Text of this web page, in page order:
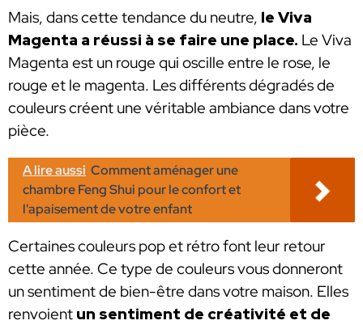
Mais, dans cette tendance du neutre, le Viva
Magenta a réussi à se faire une place. Le Viva
Magenta est un rouge qui oscille entre le rose, le
rouge et le magenta. Les différents dégradés de
couleurs créent une véritable ambiance dans votre
pièce.
A lire aussi Comment aménager une
chambre Feng Shui pour le confort et
l'apaisement de votre enfant
Certaines couleurs pop et rétro font leur retour
cette année. Ce type de couleurs vous donneront
un sentiment de bien-être dans votre maison. Elles
renvoient un sentiment de créativité et de